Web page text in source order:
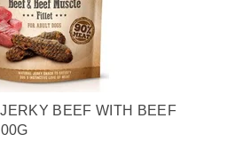
BEEF WITH BEEF